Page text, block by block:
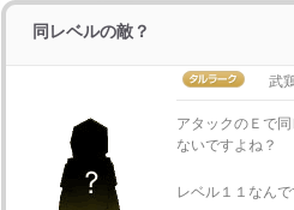
同レベルの敵？
武
アタックのＥで
ないですよね？
レベル１１なん